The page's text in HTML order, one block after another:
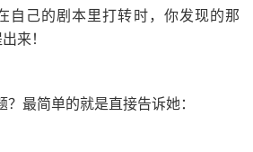
自己的剧本里打转时，你发现的那
来！
最简单的就是直接告诉她：